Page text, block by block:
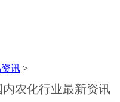
讯 >
农化行业最新资讯